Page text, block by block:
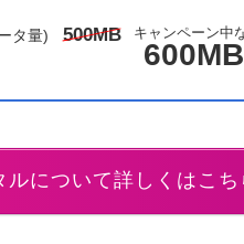
タ量) 500MB キャンペーン中
600MB
ルについて詳しくはこち